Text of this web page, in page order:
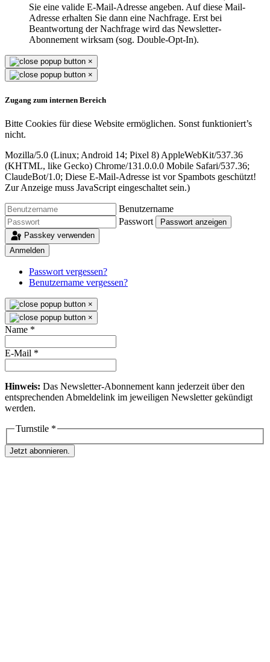
Sie eine valide E-Mail-Adresse angeben. Auf diese Mail-
Adresse erhalten Sie dann eine Nachfrage. Erst bei
Beantwortung der Nachfrage wird das Newsletter-
Abonnement wirksam (sog. Double-Opt-In).
×
×
Zugang zum internen Bereich
Bitte Cookies für diese Website ermöglichen. Sonst funktioniert’s
nicht.
Mozilla/5.0 (Linux; Android 14; Pixel 8) AppleWebKit/537.36
(KHTML, like Gecko) Chrome/131.0.0.0 Mobile Safari/537.36;
ClaudeBot/1.0; Diese E-Mail-Adresse ist vor Spambots geschützt!
Zur Anzeige muss JavaScript eingeschaltet sein.)
Benutzername
Passwort
Passwort anzeigen
Passkey verwenden
Anmelden
Passwort vergessen?
Benutzername vergessen?
×
×
Name *
E-Mail *
Hinweis: Das Newsletter-Abonnement kann jederzeit über den
entsprechenden Abmeldelink im jeweiligen Newsletter gekündigt
werden.
Turnstile *
Jetzt abonnieren.